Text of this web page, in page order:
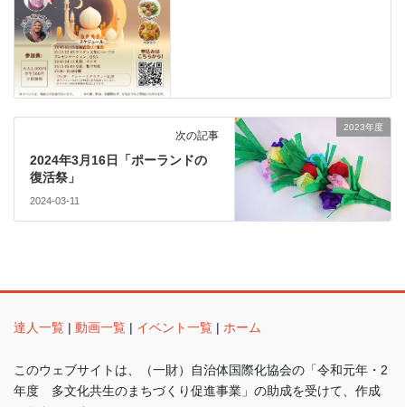
2023年度
次の記事
2024年3月16日「ポーランドの
復活祭」
2024-03-11
達人一覧 | 動画一覧 | イベント一覧 | ホーム
このウェブサイトは、（一財）自治体国際化協会の「令和元年・2
年度 多文化共生のまちづくり促進事業」の助成を受けて、作成